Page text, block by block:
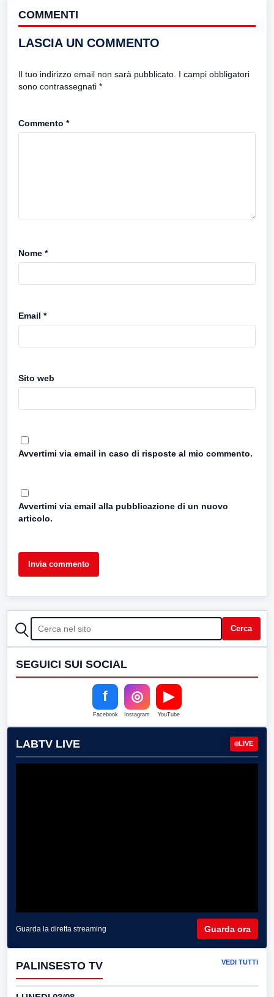
COMMENTI
LASCIA UN COMMENTO
Il tuo indirizzo email non sarà pubblicato. I campi obbligatori
sono contrassegnati *
Commento *
Nome *
Email *
Sito web
Avvertimi via email in caso di risposte al mio commento.
Avvertimi via email alla pubblicazione di un nuovo
articolo.
CERCA Cerca
SEGUICI SUI SOCIAL
f
Facebook
◎
Instagram
▶
YouTube
LABTV LIVE LIVE
Guarda la diretta streaming Guarda ora
PALINSESTO TV VEDI TUTTI